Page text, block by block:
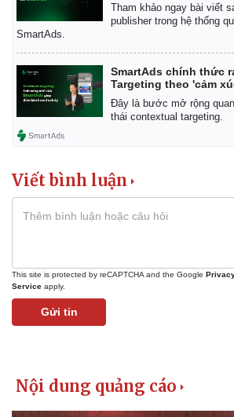
Tham khảo ngay bài viết
publisher trong hệ thống
SmartAds.
SmartAds chính thức
Targeting theo 'cảm
Đây là bước mở rộng
thái contextual targeting.
Viết bình luận
This site is protected by reCAPTCHA and the Google
Service apply.
Gửi tin